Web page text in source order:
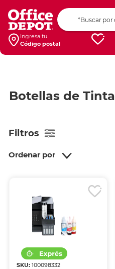
Ingresa tu
Código postal
Botellas de Tinta
Filtros
Ordenar por
SKU:100098332